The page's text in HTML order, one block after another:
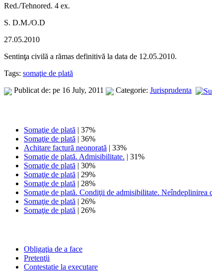
Red./Tehnored. 4 ex.
S. D.M./O.D
27.05.2010
Sentinţa civilă a rămas definitivă la data de 12.05.2010.
Tags: somaţie de plată
Publicat de: pe 16 July, 2011
Categorie: Jurisprudenta
Somaţie de plată | 37%
Somaţie de plată | 36%
Achitare factură neonorată | 33%
Somaţie de plată. Admisibilitate. | 31%
Somaţie de plată | 30%
Somaţie de plată | 29%
Somaţie de plată | 28%
Somaţie de plată. Condiţii de admisibilitate. Neîndeplinirea
Somaţie de plată | 26%
Somaţie de plată | 26%
Obligaţia de a face
Pretenţii
Contestatie la executare